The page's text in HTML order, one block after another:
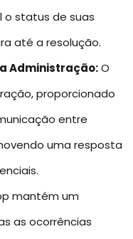
status de suas
até a resolução.
Administração:O
proporcionado
entre
uma resposta
mantém um
as ocorrências